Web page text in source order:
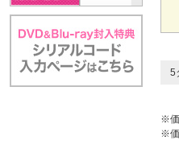
5
※価
※価